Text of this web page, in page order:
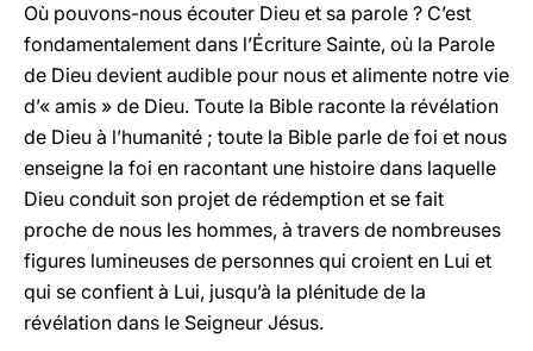
Où pouvons-nous écouter Dieu et sa parole ? C’est
fondamentalement dans l’Écriture Sainte, où la Parole
de Dieu devient audible pour nous et alimente notre vie
d’« amis » de Dieu. Toute la Bible raconte la révélation
de Dieu à l’humanité ; toute la Bible parle de foi et nous
enseigne la foi en racontant une histoire dans laquelle
Dieu conduit son projet de rédemption et se fait
proche de nous les hommes, à travers de nombreuses
figures lumineuses de personnes qui croient en Lui et
qui se confient à Lui, jusqu’à la plénitude de la
révélation dans le Seigneur Jésus.